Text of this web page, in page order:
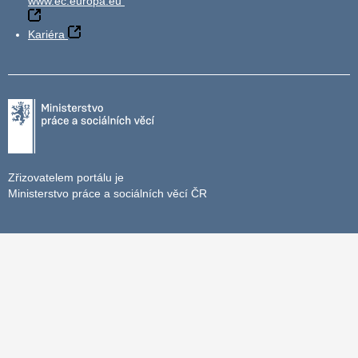
Kariéra
Zřizovatelem portálu je
Ministerstvo práce a sociálních věcí ČR